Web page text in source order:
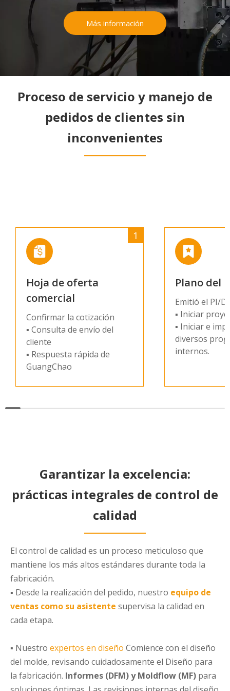
Más información
Proceso de servicio y manejo de
pedidos de clientes sin
inconvenientes
1
Hoja de oferta
comercial
Confirmar la cotización
▪ Consulta de envío del
cliente
▪ Respuesta rápida de
GuangChao
Plano del
Emitió el PI/
▪ Iniciar
▪ Iniciar e
diversos
internos.
Garantizar la excelencia:
prácticas integrales de control de
calidad
El control de calidad es un proceso meticuloso que
mantiene los más altos estándares durante toda la
fabricación.
▪ Desde la realización del pedido, nuestro equipo de
ventas como su asistente supervisa la calidad en
cada etapa.
▪ Nuestro expertos en diseño Comience con el diseño
del molde, revisando cuidadosamente el Diseño para
la fabricación. Informes (DFM) y Moldflow (MF) para